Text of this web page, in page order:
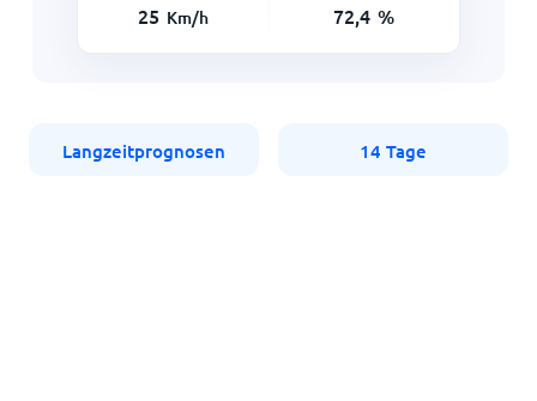
25 Km/h 72,4 %
Langzeitprognosen 14 Tage